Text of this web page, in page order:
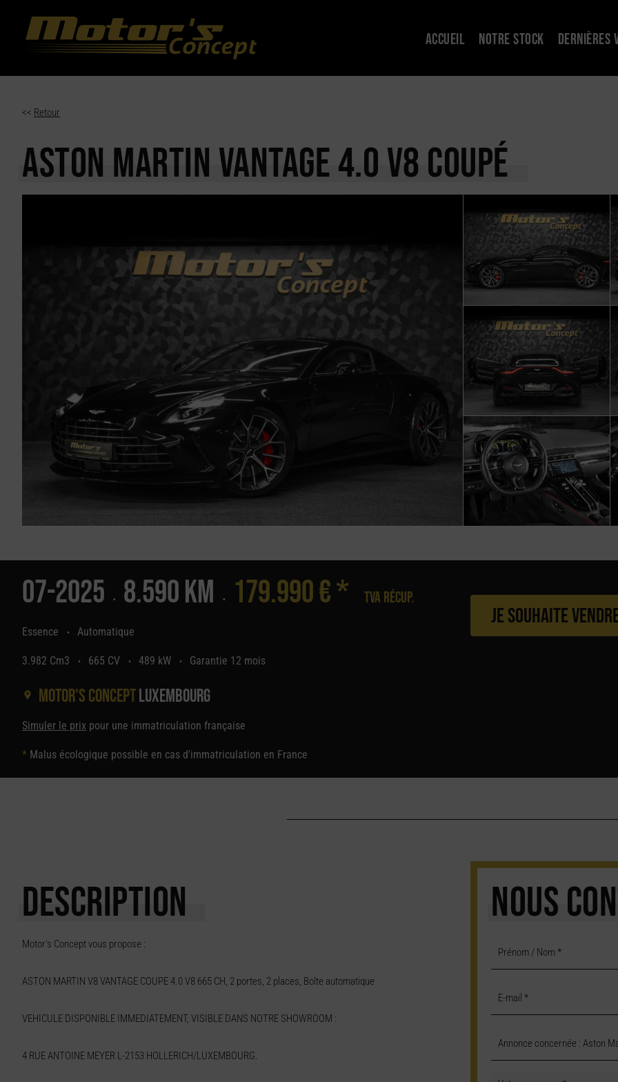
ACCUEIL NOTRE STOCK DERNIÈRES
<< Retour
ASTON MARTIN VANTAGE4.0 V8 COUPÉ
07-2025 • 8.590 Km • 179.990 € * Tva récup.
Essence • Automatique
3.982 Cm3 • 665 CV • 489 kW • Garantie 12 mois
Motor's conceptLuxembourg
Simuler le prix pour une immatriculation française
* Malus écologique possible en cas d'immatriculation en France
Je souhaite
DESCRIPTION
Motor's Concept vous propose :
ASTON MARTIN V8 VANTAGE COUPE 4.0 V8 665 CH, 2 portes, 2 places, Boîte automatique
VEHICULE DISPONIBLE IMMEDIATEMENT, VISIBLE DANS NOTRE SHOWROOM :
4 RUE ANTOINE MEYER L-2153 HOLLERICH/LUXEMBOURG.
NOUS